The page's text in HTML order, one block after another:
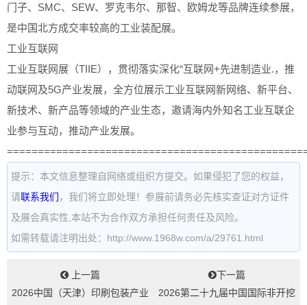
门子、SMC、SEW、罗克韦尔、那智、欧姆龙等品牌连续参展，
是中国北方成交率较高的工业装配展。
工业互联网
工业互联网展（TIIE），贯彻落实深化“互联网+先进制造业.，推
动联网及5G产业发展，全方位展示工业互联网新网络、新平台、
新技术、新产品等领域的产业生态，邀请海内外知名工业互联企
业参与互动，推动产业发展。
提示：本文信息整理自网络或组织方提交。如果侵犯了您的权益，
请联系我们 ，我们将立即处理！参展前请务必先核实查证对方证件
及展会真实性,本站不为合作双方承担任何责任及风险。
如需转载请注明出处：http://www.1968w.com/a/29761.html
上一篇
2026中国（天津）印刷包装产业
下一篇
2026第二十九届中国国际非开挖